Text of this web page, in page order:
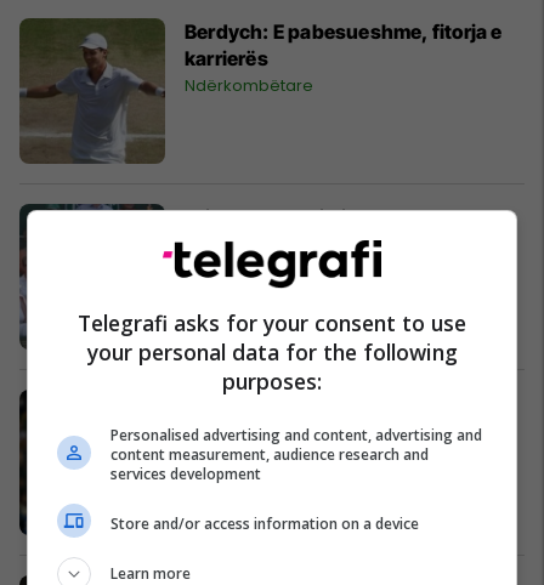
Berdych: E pabesueshme, fitorja e
karrierës
Ndërkombëtare
Wimbledon, eliminohet Federer
Ndërkombëtare
Gerrard dhe Cole, transferimet e
Realit?
Ndërkombëtare
Telegrafi asks for your consent to use
your personal data for the following
purposes:
Personalised advertising and content, advertising and
content measurement, audience research and
services development
Store and/or access information on a device
Learn more